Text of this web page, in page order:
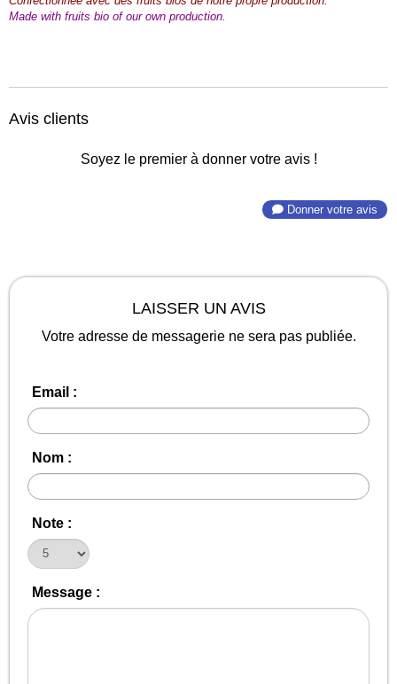
Made with fruits bio of our own production.
Avis clients
Soyez le premier à donner votre avis !
Donner votre avis
LAISSER UN AVIS
Votre adresse de messagerie ne sera pas publiée.
Email :
Nom :
Note :
Message :